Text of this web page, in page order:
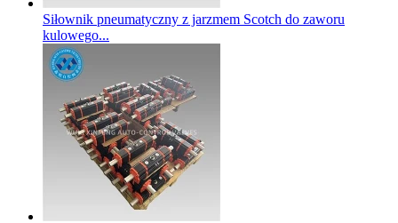
Siłownik pneumatyczny z jarzmem Scotch do zaworu
kulowego...